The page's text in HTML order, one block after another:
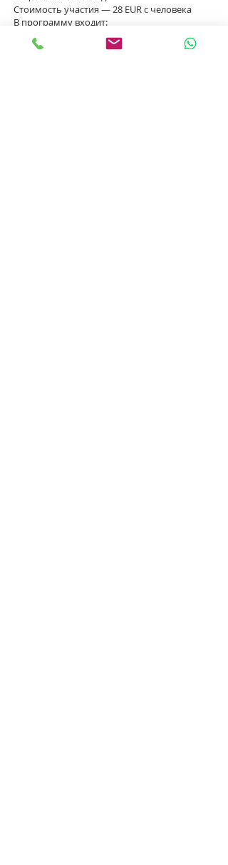
Стоимость участия — 28 EUR с человека
В программу входит:
* приготовление хинкали своими руками
* приготовление имеретинского хачапури